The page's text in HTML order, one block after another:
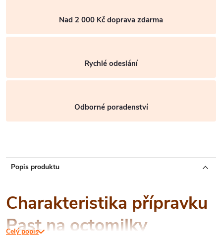
Nad 2 000 Kč doprava zdarma
Rychlé odeslání
Odborné poradenství
Popis produktu
Charakteristika přípravku
Past na octomilky
Celý popis